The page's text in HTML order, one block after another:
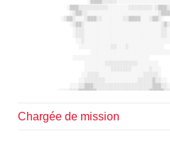
Chargée de mission